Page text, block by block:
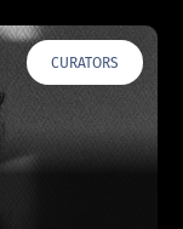
CURATORS